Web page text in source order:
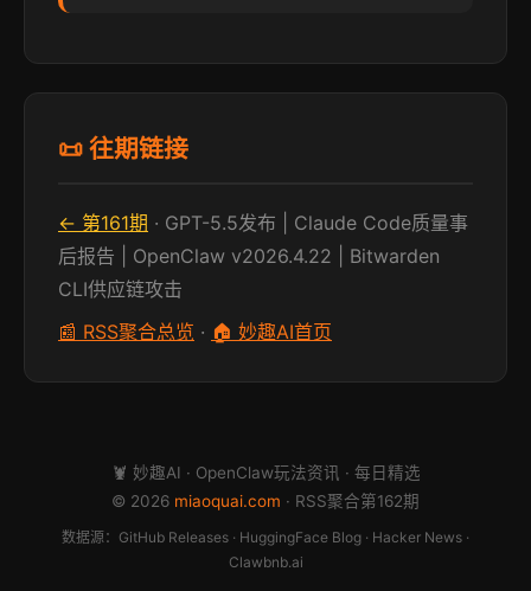
📜 往期链接
← 第161期 · GPT-5.5发布 | Claude Code质量事
后报告 | OpenClaw v2026.4.22 | Bitwarden
CLI供应链攻击
📰 RSS聚合总览 · 🏠 妙趣AI首页
🦞 妙趣AI · OpenClaw玩法资讯 · 每日精选
© 2026 miaoquai.com · RSS聚合第162期
数据源：GitHub Releases · HuggingFace Blog · Hacker News ·
Clawbnb.ai